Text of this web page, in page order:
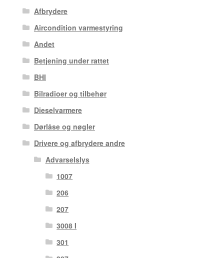
Afbrydere
Aircondition varmestyring
Andet
Betjening under rattet
BHI
Bilradioer og tilbehør
Dieselvarmere
Dørlåse og nøgler
Drivere og afbrydere andre
Advarselslys
1007
206
207
3008 I
301